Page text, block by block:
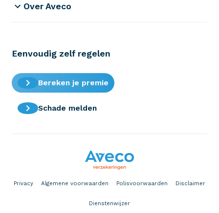
Over Aveco
Eenvoudig zelf regelen
Bereken je premie
Schade melden
Privacy Algemene voorwaarden Polisvoorwaarden Disclaimer
Dienstenwijzer